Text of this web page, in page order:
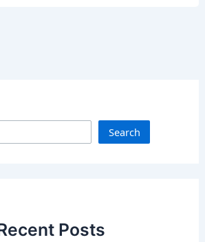
Search
Posts